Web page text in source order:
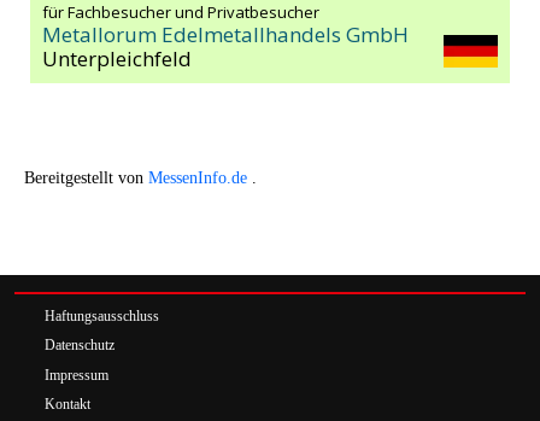
für Fachbesucher und Privatbesucher
Metallorum Edelmetallhandels GmbH
Unterpleichfeld
Bereitgestellt von MessenInfo.de .
Haftungsausschluss
Datenschutz
Impressum
Kontakt